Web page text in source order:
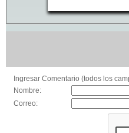
Ingresar Comentario (todos los
Nombre:
Correo: